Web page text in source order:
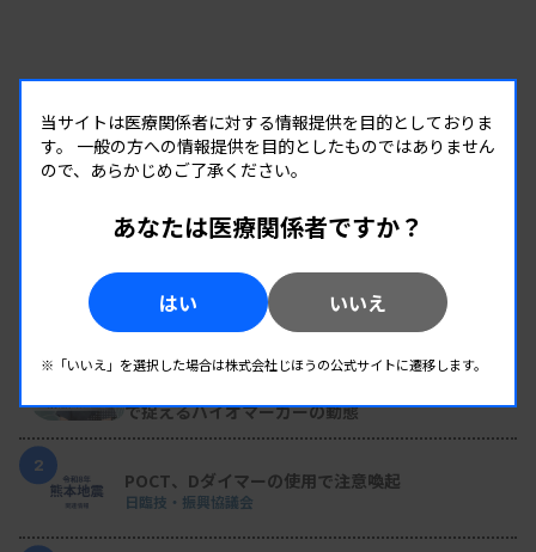
RANKING
人気の記事
Up to Date！ 臨床検査エキスパートレビュー # 輸血02
で捉えるバイオマーカーの動態
2
POCT、Dダイマーの使用で注意喚起
日臨技・振興協議会
当サイトは医療関係者に対する情報提供を目的としておりま
す。 一般の方への情報提供を目的としたものではありません
ので、あらかじめご了承ください。
あなたは医療関係者ですか？
はい いいえ
※「いいえ」を選択した場合は株式会社じほうの公式サイトに遷移します。